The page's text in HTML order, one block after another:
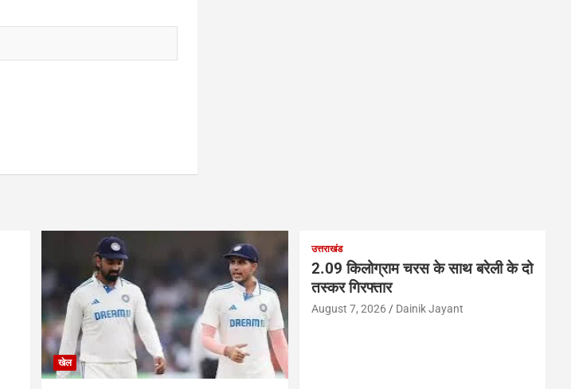
खेल
उत्तराखंड
2.09 किलोग्राम चरस के साथ बरेली के दो
तस्कर गिरफ्तार
August 7, 2026 Dainik Jayant